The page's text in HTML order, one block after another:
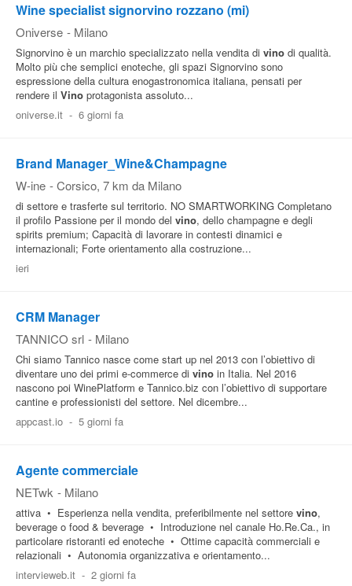
Wine specialist signorvino rozzano (mi)
Oniverse - Milano
Signorvino è un marchio specializzato nella vendita di vino di qualità.
Molto più che semplici enoteche, gli spazi Signorvino sono
espressione della cultura enogastronomica italiana, pensati per
rendere il Vino protagonista assoluto...
oniverse.it - 6 giorni fa
Brand Manager_Wine&Champagne
W-ine - Corsico, 7 km da Milano
di settore e trasferte sul territorio. NO SMARTWORKING Completano
il profilo Passione per il mondo del vino, dello champagne e degli
spirits premium; Capacità di lavorare in contesti dinamici e
internazionali; Forte orientamento alla costruzione...
ieri
CRM Manager
TANNICO srl - Milano
Chi siamo Tannico nasce come start up nel 2013 con l’obiettivo di
diventare uno dei primi e-commerce di vino in Italia. Nel 2016
nascono poi WinePlatform e Tannico.biz con l’obiettivo di supportare
cantine e professionisti del settore. Nel dicembre...
appcast.io - 5 giorni fa
Agente commerciale
NETwk - Milano
attiva • Esperienza nella vendita, preferibilmente nel settore vino,
beverage o food & beverage • Introduzione nel canale Ho.Re.Ca., in
particolare ristoranti ed enoteche • Ottime capacità commerciali e
relazionali • Autonomia organizzativa e orientamento...
intervieweb.it - 2 giorni fa